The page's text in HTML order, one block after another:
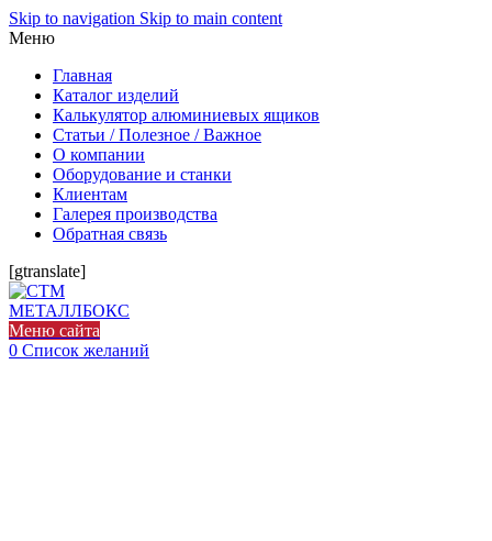
Skip to navigation Skip to main content
Меню
Главная
Каталог изделий
Калькулятор алюминиевых ящиков
Статьи / Полезное / Важное
О компании
Оборудование и станки
Клиентам
Галерея производства
Обратная связь
[gtranslate]
Меню сайта
0 Список желаний